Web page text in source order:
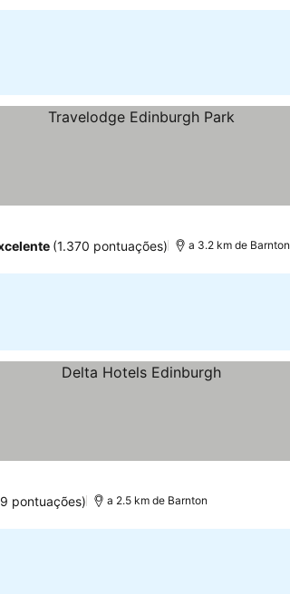
(1.370 pontuações) a 3.2 km de Barnton
pontuações) a 2.5 km de Barnton